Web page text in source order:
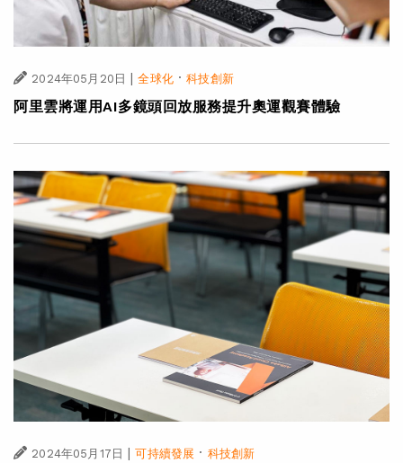
2024年05月20日 全球化·科技創新
阿里雲將運用AI多鏡頭回放服務提升奧運觀賽體驗
2024年05月17日 | 可持續發展 · 科技創新